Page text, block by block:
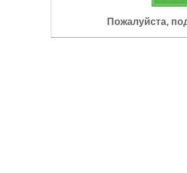
Пожалуйста,